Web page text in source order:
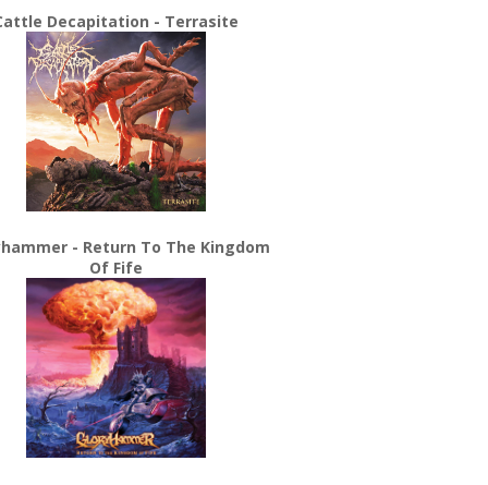
Decapitation - Terrasite
- Return To The Kingdom
Of Fife